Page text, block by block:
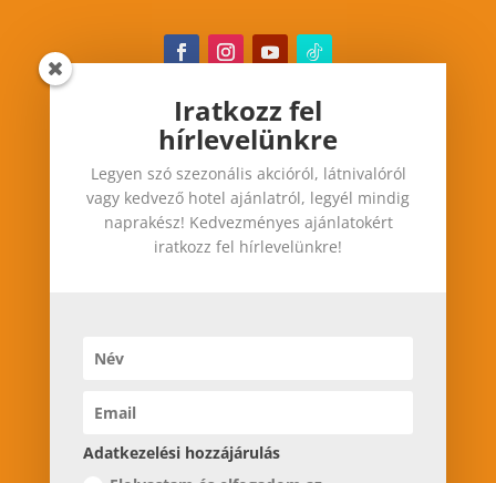
Iratkozz fel hírlevelünkre
Legyen szó szezonális akcióról, látnivalóról vagy
kedvező hotel ajánlatról, legyél mindig
naprakész! Kedvezményes ajánlatokért iratkozz
Adatkezelési hozzájárulás
Iratkozz fel
hírlevelünkre
Legyen szó szezonális akcióról, látnivalóról
vagy kedvező hotel ajánlatról, legyél mindig
naprakész! Kedvezményes ajánlatokért
iratkozz fel hírlevelünkre!
Adatkezelési hozzájárulás